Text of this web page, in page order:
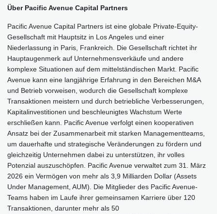
Über Pacific Avenue Capital Partners
Pacific Avenue Capital Partners ist eine globale Private-Equity-
Gesellschaft mit Hauptsitz in Los Angeles und einer
Niederlassung in Paris, Frankreich. Die Gesellschaft richtet ihr
Hauptaugenmerk auf Unternehmensverkäufe und andere
komplexe Situationen auf dem mittelständischen Markt. Pacific
Avenue kann eine langjährige Erfahrung in den Bereichen M&A
und Betrieb vorweisen, wodurch die Gesellschaft komplexe
Transaktionen meistern und durch betriebliche Verbesserungen,
Kapitalinvestitionen und beschleunigtes Wachstum Werte
erschließen kann. Pacific Avenue verfolgt einen kooperativen
Ansatz bei der Zusammenarbeit mit starken Managementteams,
um dauerhafte und strategische Veränderungen zu fördern und
gleichzeitig Unternehmen dabei zu unterstützen, ihr volles
Potenzial auszuschöpfen. Pacific Avenue verwaltet zum 31. März
2026 ein Vermögen von mehr als 3,9 Milliarden Dollar (Assets
Under Management, AUM). Die Mitglieder des Pacific Avenue-
Teams haben im Laufe ihrer gemeinsamen Karriere über 120
Transaktionen, darunter mehr als 50